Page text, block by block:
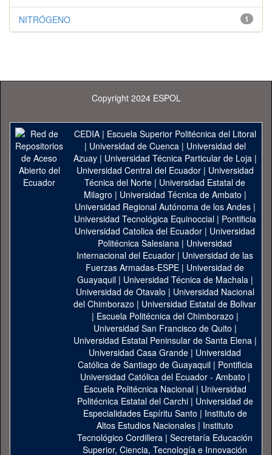
1
NITRÓGENO
Copyright 2024 ESPOL
CEDIA| Escuela Superior Politécnica del Litoral
| Universidad de Cuenca| Universidad del
Azuay| Universidad Técnica Particular de Loja|
Universidad Central del Ecuador| Universidad
Técnica del Norte | Universidad Estatal de
Milagro | Universidad Técnica de Ambato |
Universidad Regional Autónoma de los Andes|
Universidad Tecnológica Equinoccial| Pontificia
Universidad Catolica del Ecuador | Universidad
Politécnica Salesiana | Universidad
Internacional del Ecuador | Universidad de las
Fuerzas Armadas-ESPE | Universidad de
Guayaquil| Universidad Técnica de Machala|
Universidad de Otavalo | Universidad Nacional
del Chimborazo | Universidad Estatal de Bolivar
| Escuela Politécnica del Chimborazo |
Universidad San Francisco de Quito |
Universidad Estatal Peninsular de Santa Elena|
Universidad Casa Grande | Universidad
Católica de Santiago de Guayaquil| Pontificia
Universidad Católica del Ecuador - Ambato |
Escuela Politécnica Nacional| Universidad
Politécnica Estatal del Carchi| Universidad de
Especialidades Espíritu Santo | Instituto de
Altos Estudios Nacionales | Instituto
Tecnológico Cordillera | Secretaría Educación
Superior, Ciencia, Tecnología e Innovación